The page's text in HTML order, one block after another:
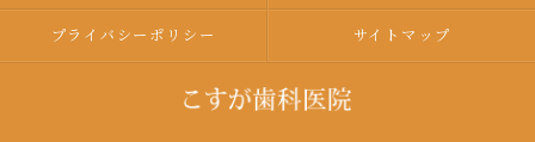
プライバシーポリシー サイトマップ